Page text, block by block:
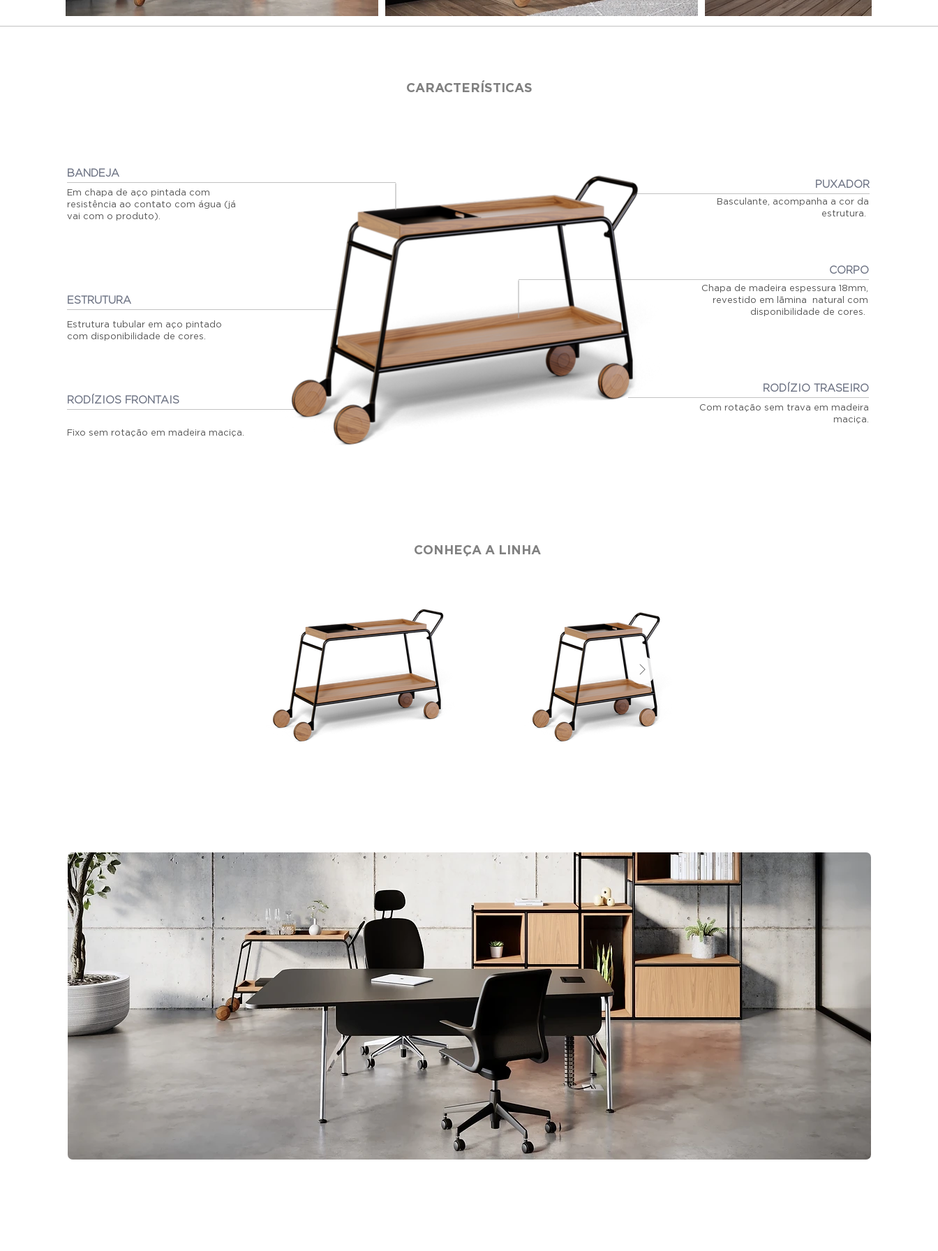
CARACTERÍSTICAS
PUXADOR
Basculante, acompanha a cor da
estrutura.
RODÍZIOS FRONTAIS
CORPO
Fixo sem rotação em madeira maciça.
Chapa de madeira espessura 18mm,
revestido em lãmina natural com
disponibilidade de cores.
BANDEJA
Em chapa de aço pintada com
resistência ao contato com água (já
vai com o produto).
ESTRUTURA
Estrutura tubular em aço pintado
com disponibilidade de cores.
RODÍZIO TRASEIRO
Com rotação sem trava em madeira
maciça.
CONHEÇA A LINHA